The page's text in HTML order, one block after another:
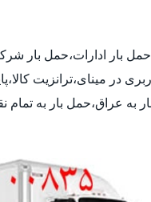
بار ادارات،حمل بار
مینای،ترانزیت